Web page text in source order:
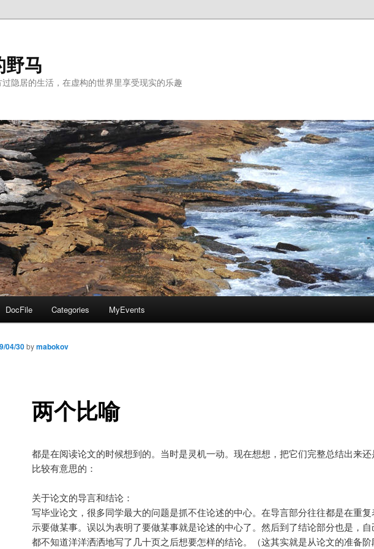
马
隐居的生活，在虚构的世界里享受现实的乐趣
DocFile Categories MyEvents
两个比喻
04/30bymabokov
都是在阅读论文的时候想到的。当时是灵机一动。现在想想，把它们完整总结出来还
比较有意思的：
关于论文的导言和结论：
写毕业论文，很多同学最大的问题是抓不住论述的中心。在导言部分往往都是在重复
示要做某事。误以为表明了要做某事就是论述的中心了。然后到了结论部分也是，自
都不知道洋洋洒洒地写了几十页之后想要怎样的结论。（这其实就是从论文的准备阶